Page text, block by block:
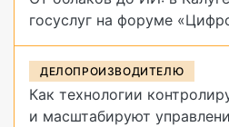
госуслуг на форуме
ДЕЛОПРОИЗВОДИТЕЛЮ
Как технологии
и масштабируют